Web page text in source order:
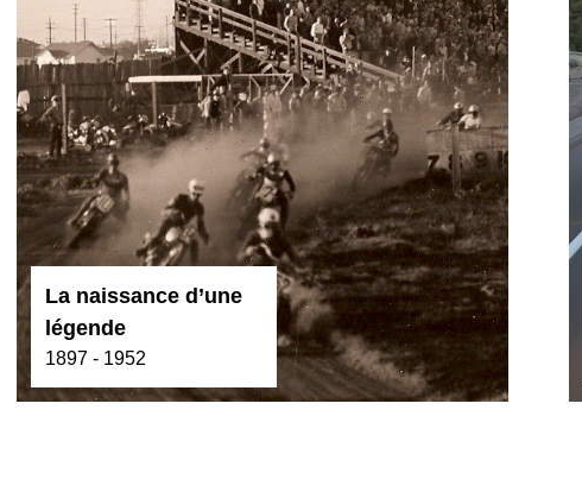
La naissance d’une
légende
1897 - 1952